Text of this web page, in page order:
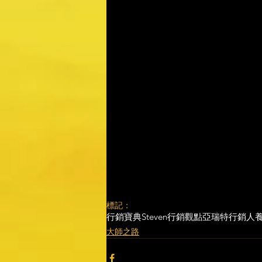
標記：
行銷寶典Steven行銷觀點亞瑞特行銷人
大師之路